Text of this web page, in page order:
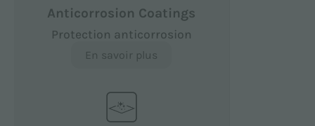
Anticorrosion Coatings
Protection anticorrosion
En savoir plus